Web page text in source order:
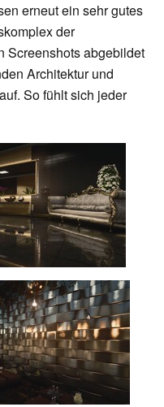
erneut ein sehr gutes
der
Screenshots abgebildet
Architektur und
So fühlt sich jeder